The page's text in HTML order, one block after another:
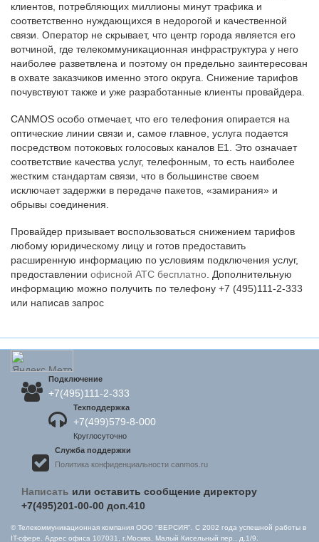
клиентов, потребляющих миллионы минут трафика и
соответственно нуждающихся в недорогой и качественной
связи. Оператор не скрывает, что центр города является его
вотчиной, где телекоммуникационная инфраструктура у него
наиболее разветвлена и поэтому он предельно заинтересован
в охвате заказчиков именно этого округа. Снижение тарифов
почувствуют также и уже разработанные клиенты провайдера.
CANMOS особо отмечает, что его телефония опирается на
оптические линии связи и, самое главное, услуга подается
посредством потоковых голосовых каналов E1. Это означает
соответствие качества услуг, телефонным, то есть наиболее
жестким стандартам связи, что в большинстве своем
исключает задержки в передаче пакетов, «замирания» и
обрывы соединения.
Провайдер призывает воспользоваться снижением тарифов
любому юридическому лицу и готов предоставить
расширенную информацию по условиям подключения услуг,
предоставлении офисной АТС бесплатно . Дополнительную
информацию можно получить по телефону +7 (495)111-2-333
или написав запрос
Подключение
+7(495)111-2-333
Техподдержка
+7(499)579-8-000
Круглосуточно
Служба поддержки
Политика конфиденциальности canmos.ru
Написать или оставить сообщение директору
+7(495)201-00-00 доп.410
© Телекоммуникационная компания OOO "ВЕРСИЯ". С 2002 года успешной работы в
IT-сфере. Адрес офиса 107031, г.Москва, Малый Кисельный пер., д.1/9.